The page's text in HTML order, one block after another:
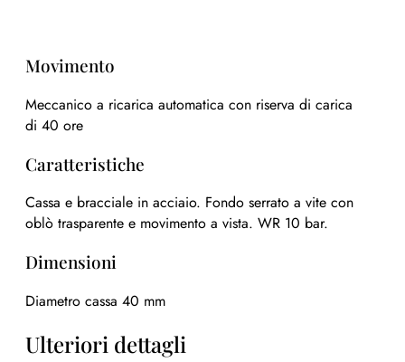
Movimento
Meccanico a ricarica automatica con riserva di carica
di 40 ore
Caratteristiche
Cassa e bracciale in acciaio. Fondo serrato a vite con
oblò trasparente e movimento a vista. WR 10 bar.
Dimensioni
Diametro cassa 40 mm
Ulteriori dettagli